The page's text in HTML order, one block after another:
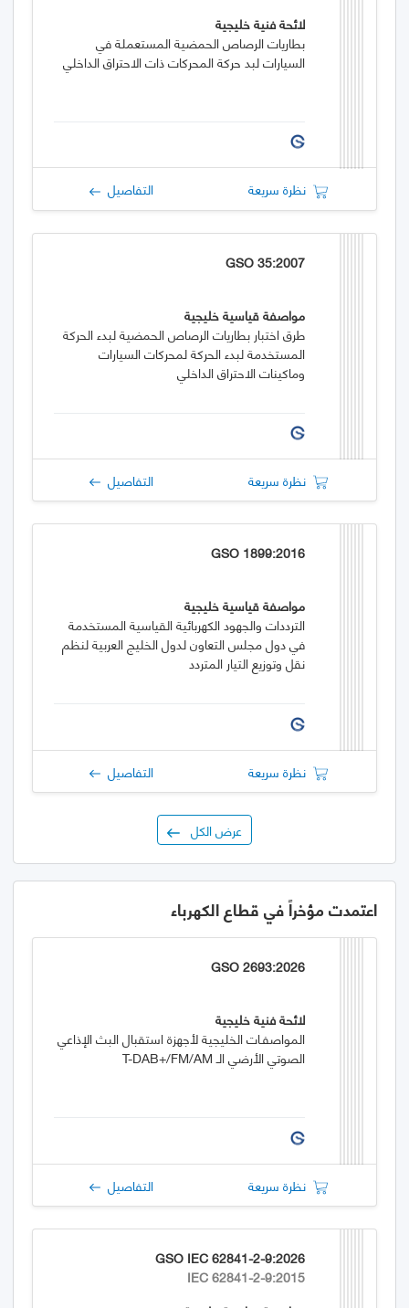
لائحة فنية خليجية
بطاريات الرصاص الحمضية المستعملة في
السيارات لبد حركة المحركات ذات الاحتراق الداخلي
نظرة سريعة التفاصيل
GSO 35:2007
مواصفة قياسية خليجية
طرق اختبار بطاريات الرصاص الحمضية لبدء الحركة
المستخدمة لبدء الحركة لمحركات السيارات
وماكينات الاحتراق الداخلي
نظرة سريعة التفاصيل
GSO 1899:2016
مواصفة قياسية خليجية
الترددات والجهود الكهربائية القياسية المستخدمة
في دول مجلس التعاون لدول الخليج العربية لنظم
نقل وتوزيع التيار المتردد
نظرة سريعة التفاصيل
عرض الكل
اعتمدت مؤخراً في قطاع الكهرباء
GSO 2693:2026
لائحة فنية خليجية
المواصفـات الخليجية لأجهزة استقبال البث الإذاعي
الصوتي الأرضي الـ T-DAB+/FM/AM
نظرة سريعة التفاصيل
GSO IEC 62841-2-9:2026
IEC 62841-2-9:2015